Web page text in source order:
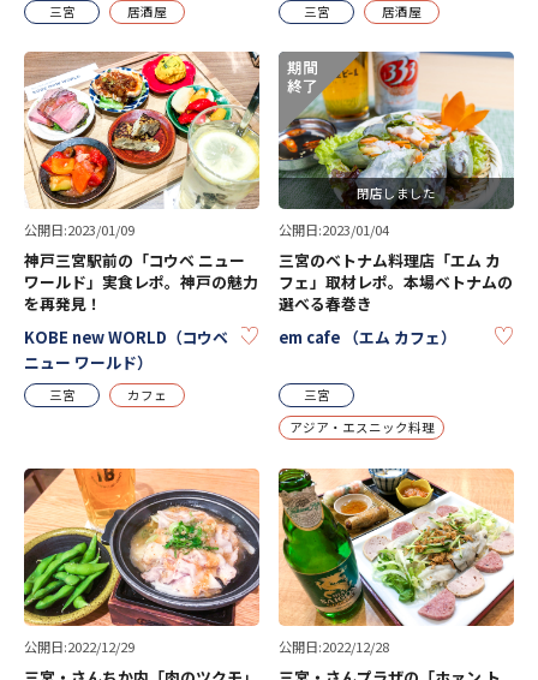
三宮 居酒屋 三宮 居酒屋
公開日:2023/01/09
神戸三宮駅前の「コウベ ニュー
ワールド」実食レポ。神戸の魅力
を再発見！
KOBE new WORLD（コウベ
ニュー ワールド）
KEEP
三宮 カフェ
閉店しました
公開日:2023/01/04
三宮のベトナム料理店「エム カ
フェ」取材レポ。本場ベトナムの
選べる春巻き
em cafe （エム カフェ）
三宮
アジア・エスニック料理
公開日:2022/12/29 公開日:2022/12/28